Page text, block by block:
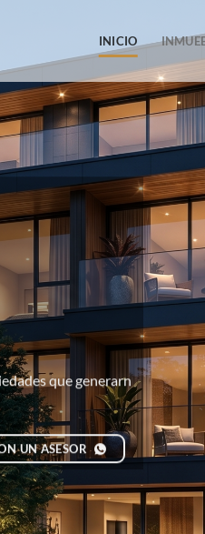
INICIO
que generarn
UN ASESOR